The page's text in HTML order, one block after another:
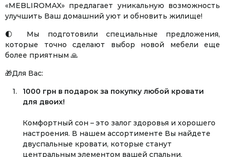
«MEBLIROMAX» предлагает уникальную возможность
улучшить Ваш домашний уют и обновить жилище!
🌓 Мы подготовили специальные предложения,
которые точно сделают выбор новой мебели еще
более приятным 🙏
🎁Для Вас:
1000 грн в подарок за покупку любой кровати
для двоих!
Комфортный сон – это залог здоровья и хорошего
настроения. В нашем ассортименте Вы найдете
двуспальные кровати, которые станут
центральным элементом вашей спальни.